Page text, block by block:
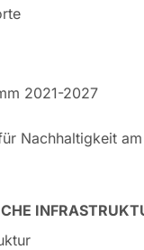
2021-2027
Nachhaltigkeit am